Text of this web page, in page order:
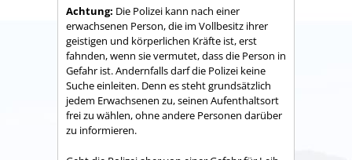
Achtung: Die Polizei kann nach einer
erwachsenen Person, die im Vollbesitz ihrer
geistigen und körperlichen Kräfte ist, erst
fahnden, wenn sie vermutet, dass die Person in
Gefahr ist. Andernfalls darf die Polizei keine
Suche einleiten. Denn es steht grundsätzlich
jedem Erwachsenen zu, seinen Aufenthaltsort
frei zu wählen, ohne andere Personen darüber
zu informieren.